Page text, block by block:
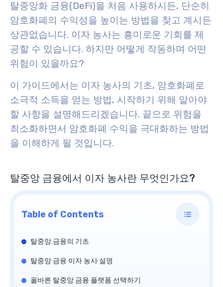
탈중앙화 금융(DeFi)을 처음 사용하시든, 단순히
암호화폐의 수익성을 높이는 방법을 찾고 계시든
상관없습니다. 이자 농사는 흥미로운 기회를 제
공할 수 있습니다. 하지만 어떻게 작동하며 어떤
위험이 있을까요?
이 가이드에서는 이자 농사의 기초, 암호화폐로
소극적 소득을 얻는 방법, 시작하기 위해 알아야
할 사항을 설명해드리겠습니다. 끝으로 위험을
최소화하면서 암호화폐 수익을 극대화하는 방법
을 이해하게 될 것입니다.
탈중앙 금융에서 이자 농사란 무엇인가요?
Table of Contents
탈중앙 금융의 기초
탈중앙 금융 이자 농사 설명
올바른 탈중앙 금융 플랫폼 선택하기